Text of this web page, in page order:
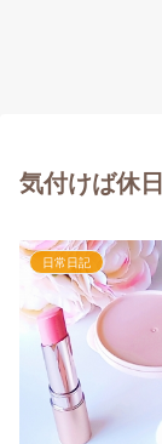
気付けば休
日常日記